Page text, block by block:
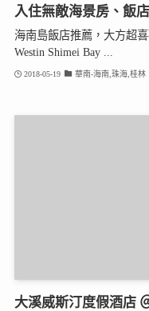
入住無敵海景房、飯
海南島飯店推薦，大方超
Westin Shimei Bay ...
2018-05-19 華南-海南,珠海,桂林
大溪威斯汀度假酒店